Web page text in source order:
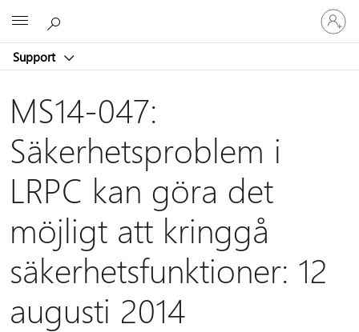
Support
Logga
in
på
konto
MS14-047:
Säkerhetsproblem i
LRPC kan göra det
möjligt att kringgå
säkerhetsfunktioner: 12
augusti 2014